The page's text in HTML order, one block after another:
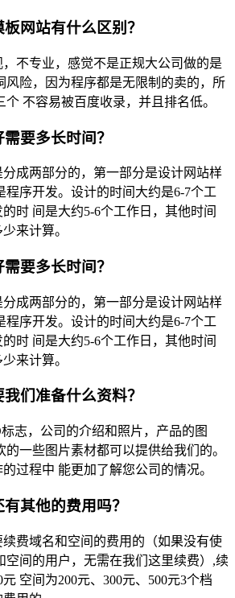
网站有什么区别？
不专业，感觉不是正规大公司做的是
风险，因为程序都是无限制的卖的，所
个 不容易被百度收录，并且排名低。
要多长时间？
分成两部分的，第一部分是设计网站样
程序开发。设计的时间大约是6-7个工
时 间是大约5-6个工作日，其他时间
来计算。
要多长时间？
分成两部分的，第一部分是设计网站样
程序开发。设计的时间大约是6-7个工
时 间是大约5-6个工作日，其他时间
来计算。
们准备什么资料？
志，公司的介绍和照片，产品的图
的一些图片素材都可以提供给我们的。
过程中 能更加了解您公司的情况。
其他的费用吗？
续费域名和空间的费用的（如果没有使
空间的用户，无需在我们这里续费）,续
空间为200元、300元、500元3个档